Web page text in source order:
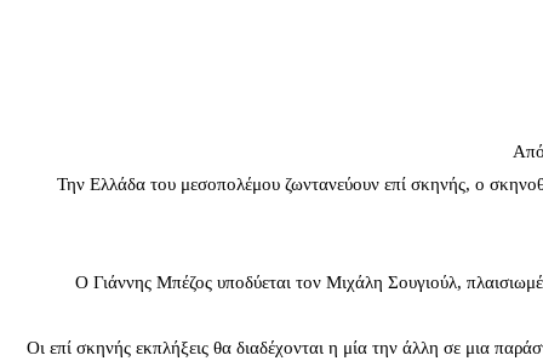
Την Ελλάδα του μεσοπολέμου ζωντανεύουν επί σκηνής, ο
Ο Γιάννης Μπέζος υποδύεται τον Μιχάλη Σουγιούλ,
Οι επί σκηνής εκπλήξεις θα διαδέχονται η μία την άλλη σε μια